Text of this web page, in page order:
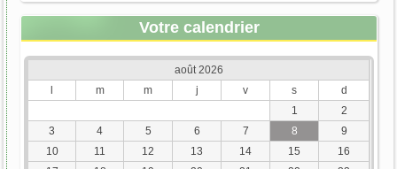
Votre calendrier
août 2026
m m j v s
d
1
2
3
4 5 6 7 8
9
10
11 12 13 14 15
16